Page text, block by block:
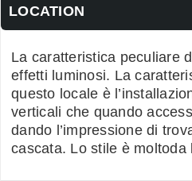
LOCATION
La caratteristica peculiare
effetti luminosi. La
questo locale è
verticali che quando
dando l’impressione di
cascata. Lo stile è moltoda